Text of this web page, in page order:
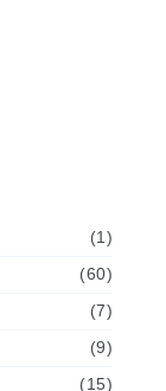
(1)
(60)
(7)
(9)
(15)